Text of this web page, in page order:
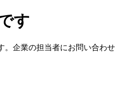
す
。企業の担当者にお問い合わせ